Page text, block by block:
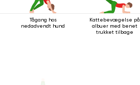
Tågang hos
nedadvendt hund
Kattebevægelse på
albuer med benet
trukket tilbage